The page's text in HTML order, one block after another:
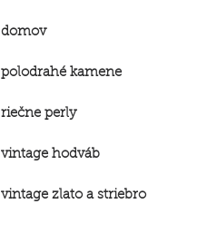
domov
polodrahé kamene
riečne perly
vintage hodváb
vintagezlato a striebro